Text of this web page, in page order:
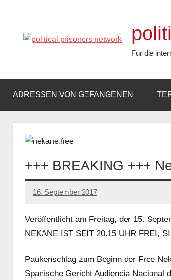
springen
Für die
ADRESSEN VON GEFANGENEN
+++ BREAKING +++
16. September 2017
admin
Veröffentlicht am Freitag, der 15.
NEKANE IST SEIT 20.15 UHR FREI,
Paukenschlag zum Beginn der Free
Spanische Gericht Audiencia Nacional